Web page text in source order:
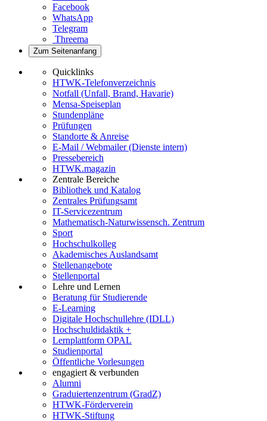
Facebook
WhatsApp
Telegram
Threema
Zum Seitenanfang
Quicklinks
HTWK-Telefonverzeichnis
Notfall (Unfall, Brand, Havarie)
Mensa-Speiseplan
Stundenpläne
Prüfungen
Standorte & Anreise
E-Mail / Webmailer (Dienste intern)
Pressebereich
HTWK.magazin
Zentrale Bereiche
Bibliothek und Katalog
Zentrales Prüfungsamt
IT-Servicezentrum
Mathematisch-Naturwissensch. Zentrum
Sport
Hochschulkolleg
Akademisches Auslandsamt
Stellenangebote
Stellenportal
Lehre und Lernen
Beratung für Studierende
E-Learning
Digitale Hochschullehre (IDLL)
Hochschuldidaktik +
Lernplattform OPAL
Studienportal
Öffentliche Vorlesungen
engagiert & verbunden
Alumni
Graduiertenzentrum (GradZ)
HTWK-Förderverein
HTWK-Stiftung